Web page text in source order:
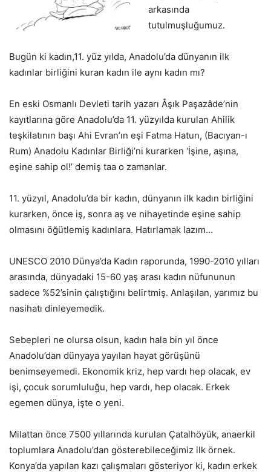
arkasında
tutulmuşluğumuz.
Bugün ki kadın,11. yüz yılda, Anadolu’da dünyanın ilk
kadınlar birliğini kuran kadın ile aynı kadın mı?
En eski Osmanlı Devleti tarih yazarı Âşık Paşazâde’nin
kayıtlarına göre Anadolu’da 11. yüzyılda kurulan Ahilik
teşkilatının başı Ahi Evran’ın eşi Fatma Hatun, (Bacıyan-ı
Rum) Anadolu Kadınlar Birliği’ni kurarken ‘İşine, aşına,
eşine sahip ol!’ demiş taa o zamanlar.
11. yüzyıl, Anadolu’da bir kadın, dünyanın ilk kadın birliğini
kurarken, önce iş, sonra aş ve nihayetinde eşine sahip
olmasını öğütlemiş kadınlara. Hatırlamak lazım…
UNESCO 2010 Dünya’da Kadın raporunda, 1990-2010 yılları
arasında, dünyadaki 15-60 yaş arası kadın nüfununun
sadece %52’sinin çalıştığını belirtmiş. Anlaşılan, yarımız bu
nasihatı dinleyemedik.
Sebepleri ne olursa olsun, kadın hala bin yıl önce
Anadolu’dan dünyaya yayılan hayat görüşünü
benimseyemedi. Ekonomik kriz, hep vardı hep olacak, ev
işi, çocuk sorumluluğu, hep vardı, hep olacak. Erkek
egemen dünya, işte o yeni.
Milattan önce 7500 yıllarında kurulan Çatalhöyük, anaerkil
toplumlara Anadolu’dan gösterebileceğimiz ilk örnek.
Konya’da yapılan kazı çalışmaları gösteriyor ki, kadın erkek